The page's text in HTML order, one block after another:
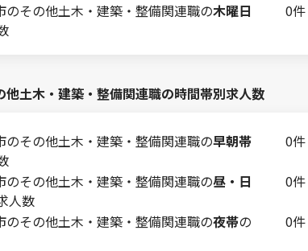
のその他土木・建築・整備関連職の木曜日
0件
他土木・建築・整備関連職の時間帯別求人数
のその他土木・建築・整備関連職の早朝帯
0件
のその他土木・建築・整備関連職の昼・日
人数
0件
のその他土木・建築・整備関連職の夜帯の
0件